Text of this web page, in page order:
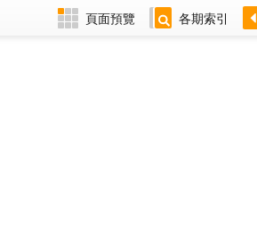
頁面預覽 各期索引